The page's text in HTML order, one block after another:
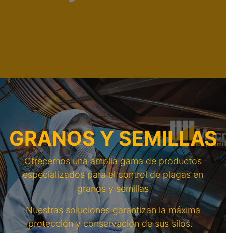
GRANOS Y SEMILLA​S
Ofrecemos una amplia gama de productos
especializados para el control de plagas en
granos y semillas
Nuestras soluciones garantizan la máxima
protección y conservación de sus silos.